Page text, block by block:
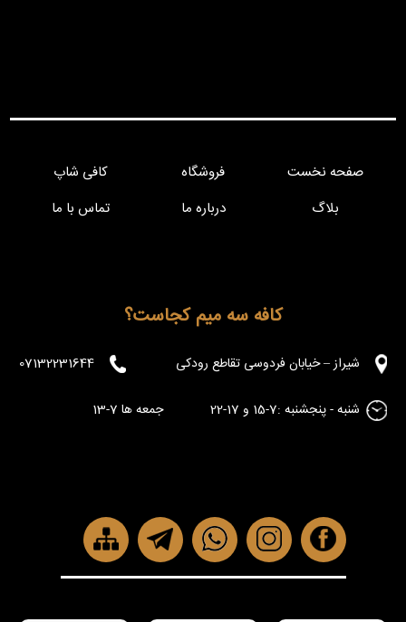
صفحه نخست فروشگاه
کافی شاپ
بلاگ
درباره ما تماس با ما
کافه سه میم کجاست؟
شیراز – خیابان فردوسی تقاطع رودکی 07132231644
شنبه - پنجشنبه :7-15 و 17-22 جمعه ها 7-13